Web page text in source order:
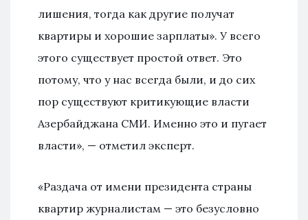
лишения, тогда как другие получат
квартиры и хорошие зарплаты». У всего
этого существует простой ответ. Это
потому, что у нас всегда были, и до сих
пор существуют критикующие власти
Азербайджана СМИ. Именно это и пугает
власти», — отметил эксперт.
«Раздача от имени президента страны
квартир журналистам — это безусловно